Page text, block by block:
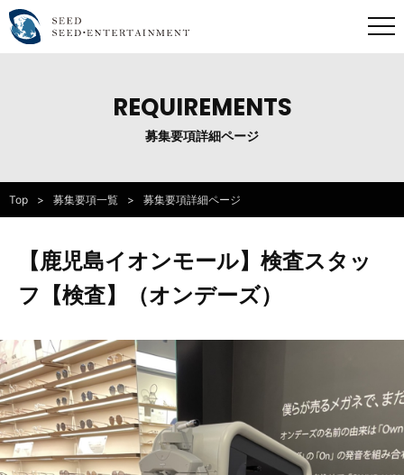
REQUIREMENTS
募集要項詳細ページ
Top 募集要項一覧 募集要項詳細ページ
【鹿児島イオンモール】検査スタッ
フ【検査】（オンデーズ）